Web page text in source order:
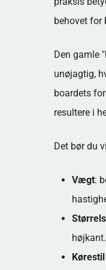
behovet for
Den gamle
unøjagtig,
boardets
resultere i
Det bør du
Vægt:
højkant.